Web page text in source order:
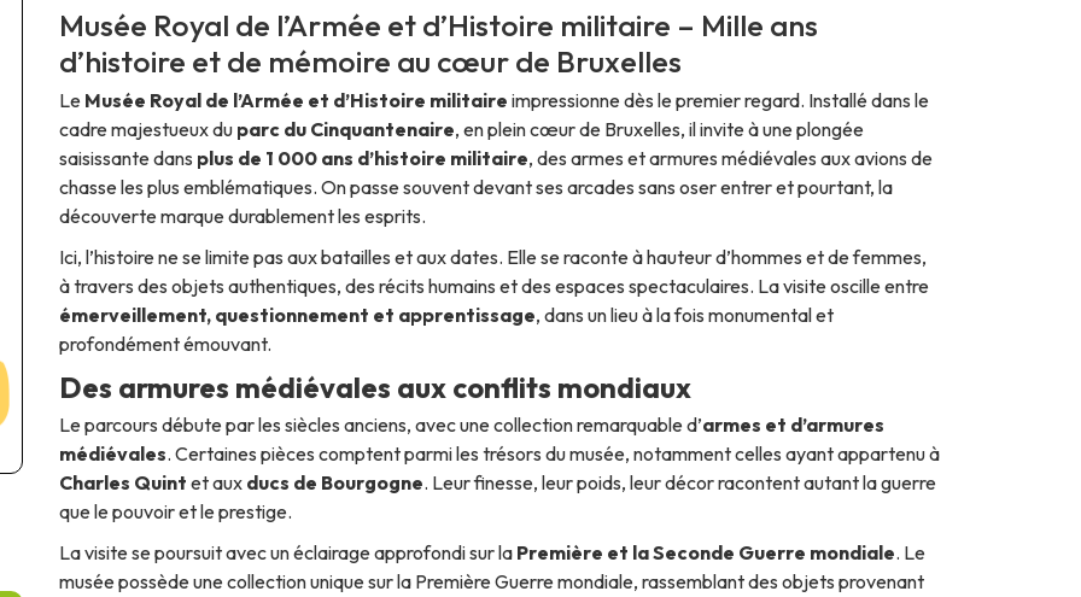
Musée Royal de l’Armée et d’Histoire militaire – Mille ans
d’histoire et de mémoire au cœur de Bruxelles
Le Musée Royal de l’Armée et d’Histoire militaire impressionne dès le premier regard. Installé dans le
cadre majestueux du parc du Cinquantenaire, en plein cœur de Bruxelles, il invite à une plongée
saisissante dans plus de 1 000 ans d’histoire militaire, des armes et armures médiévales aux avions de
chasse les plus emblématiques. On passe souvent devant ses arcades sans oser entrer et pourtant, la
découverte marque durablement les esprits.
Ici, l’histoire ne se limite pas aux batailles et aux dates. Elle se raconte à hauteur d’hommes et de femmes,
à travers des objets authentiques, des récits humains et des espaces spectaculaires. La visite oscille entre
émerveillement, questionnement et apprentissage, dans un lieu à la fois monumental et
profondément émouvant.
Des armures médiévales aux conflits mondiaux
Le parcours débute par les siècles anciens, avec une collection remarquable d’armes et d’armures
médiévales. Certaines pièces comptent parmi les trésors du musée, notamment celles ayant appartenu à
Charles Quint et aux ducs de Bourgogne. Leur finesse, leur poids, leur décor racontent autant la guerre
que le pouvoir et le prestige.
La visite se poursuit avec un éclairage approfondi sur la Première et la Seconde Guerre mondiale. Le
musée possède une collection unique sur la Première Guerre mondiale, rassemblant des objets provenant